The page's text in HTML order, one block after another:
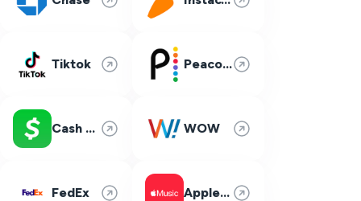
Tiktok Peacock
Cash App WOW
FedEx Apple Music